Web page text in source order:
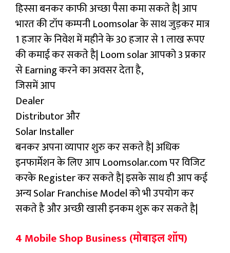
हिस्सा बनकर काफी अच्छा पैसा कमा सकते है| आप
भारत की टॉप कम्पनी Loomsolar के साथ जुड़कर मात्र
1 हजार के निवेश में महीने के 30 हजार से 1 लाख रूपए
की कमाई कर सकते है| Loom solar आपको 3 प्रकार
से Earning करने का अवसर देता है,
जिसमें आप
Dealer
Distributor और
Solar Installer
बनकर अपना व्यापार शुरु कर सकते है| अधिक
इनफार्मेशन के लिए आप Loomsolar.com पर विजिट
करके Register कर सकते है| इसके साथ ही आप कई
अन्य Solar Franchise Model को भी उपयोग कर
सकते है और अच्छी खासी इनकम शुरू कर सकते है|
4 Mobile Shop Business (मोबाइल शॉप)